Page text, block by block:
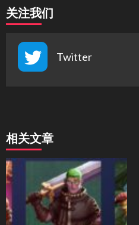
关注我们
Twitter
相关文章